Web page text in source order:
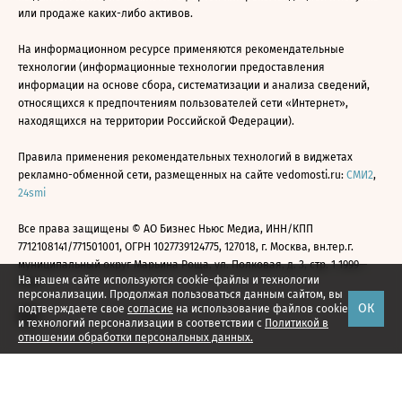
На нашем сайте используются cookie-файлы и технологии
персонализации. Продолжая пользоваться данным сайтом, вы
подтверждаете свое согласие на использование файлов cookie
и технологий персонализации в соответствии с Политикой в
отношении обработки персональных данных.
ОК
или продаже каких-либо активов.
На информационном ресурсе применяются рекомендательные
технологии (информационные технологии предоставления
информации на основе сбора, систематизации и анализа сведений,
относящихся к предпочтениям пользователей сети «Интернет»,
находящихся на территории Российской Федерации).
Правила применения рекомендательных технологий в виджетах
рекламно-обменной сети, размещенных на сайте vedomosti.ru: СМИ2,
24smi
Все права защищены © АО Бизнес Ньюс Медиа, ИНН/КПП
7712108141/771501001, ОГРН 1027739124775, 127018, г. Москва, вн.тер.г.
муниципальный округ Марьина Роща, ул. Полковая, д. 3, стр. 1 1999—
2026